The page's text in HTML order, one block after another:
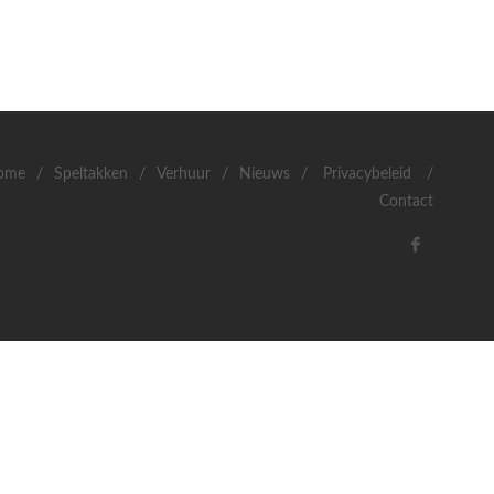
/ Speltakken / Verhuur / Nieuws / Privacybeleid
/
Contact